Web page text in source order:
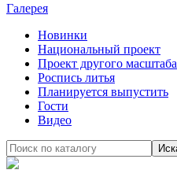
Галерея
Новинки
Национальный проект
Проект другого масштаба
Роспись литья
Планируется выпустить
Гости
Видео